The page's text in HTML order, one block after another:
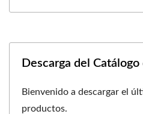
Descarga del
Bienvenido a descargar el
productos.